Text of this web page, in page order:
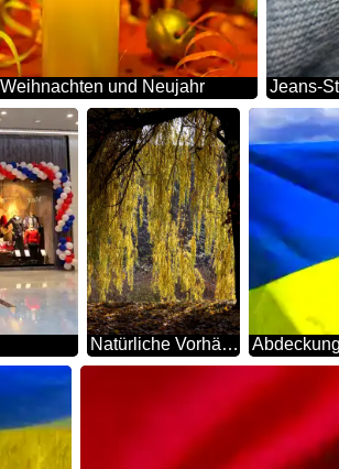
und Neujahr Jeans-
Natürliche Vorhänge